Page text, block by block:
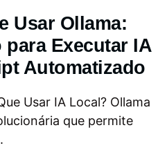
Usar Ollama:
Executar IA
Automatizado
Usar IA Local? Ollama
que permite